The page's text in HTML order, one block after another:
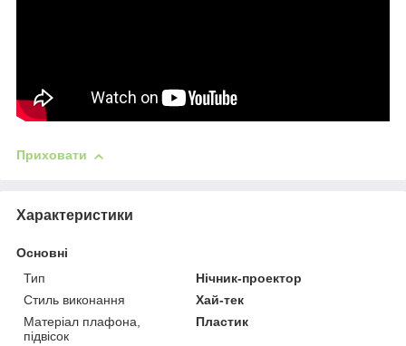
Приховати
Характеристики
Основні
Тип
Нічник-проектор
Стиль виконання
Хай-тек
Матеріал плафона,
підвісок
Пластик